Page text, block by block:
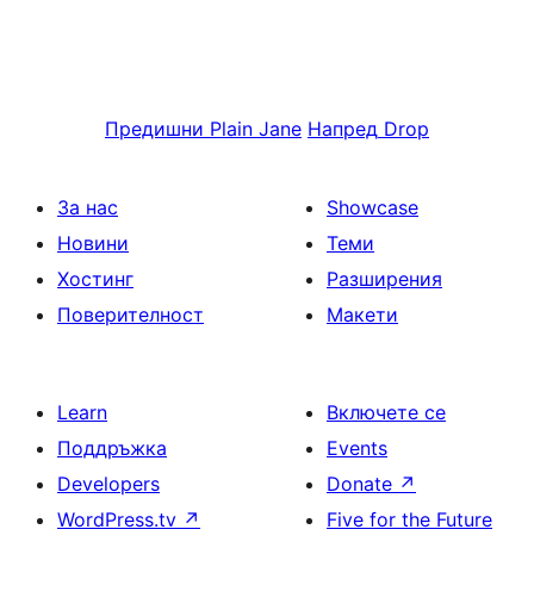
Предишни Plain Jane Напред Drop
За нас
Новини
Хостинг
Поверителност
Showcase
Теми
Разширения
Макети
Learn
Поддръжка
Developers
WordPress.tv ↗
Включете се
Events
Donate ↗
Five for the Future